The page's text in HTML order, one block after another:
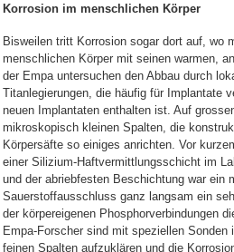
Korrosion im menschlichen Körper
Bisweilen tritt Korrosion sogar dort auf, wo
menschlichen Körper mit seinen warmen,
der Empa untersuchen den Abbau durch
Titanlegierungen, die häufig für Implantate
neuen Implantaten enthalten ist. Auf
mikroskopisch kleinen Spalten, die
Körpersäfte so einiges anrichten. Vor
einer Silizium-Haft­ver­mitt­lungs­schicht im
und der abriebfesten Beschichtung war ein
Sauerstoffausschluss ganz langsam ein
der körpereigenen Phosphorverbindungen
Empa-Forscher sind mit speziellen
feinen Spalten aufzuklären und die